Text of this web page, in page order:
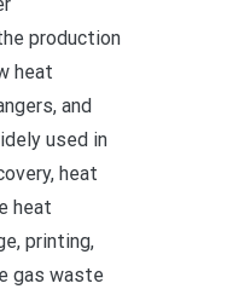
production
heat
and
used in
heat
heat
printing,
gas waste